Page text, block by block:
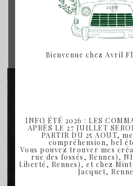
Produits
Bienvenue chez Avril
INFO ÉTÉ 2026 : LES
APRÈS LE 27 JUILLET
PARTIR DU 25 AOUT,
compréhension, bel
Vous pouvez trouver mes
rue des fossés, Rennes),
Liberté, Rennes), et chez Mint
Jacquet,